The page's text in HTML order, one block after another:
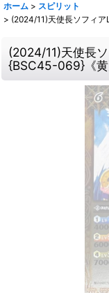
ホーム > スピリット
> (2024/11)天使長ソフィ
(2024/11)天使長
{BSC45-069}《黄